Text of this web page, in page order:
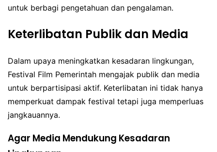
untuk berbagi pengetahuan dan pengalaman.
Keterlibatan Publik dan Media
Dalam upaya meningkatkan kesadaran lingkungan,
Festival Film Pemerintah mengajak publik dan media
untuk berpartisipasi aktif. Keterlibatan ini tidak hanya
memperkuat dampak festival tetapi juga memperluas
jangkauannya.
Agar Media Mendukung Kesadaran